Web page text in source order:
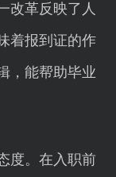
改革反映了人
着报到证的作
，能帮助毕业
度。在入职前